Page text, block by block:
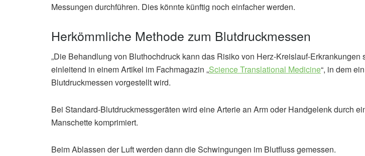
Messungen durchführen. Dies könnte künftig noch einfacher werden.
Herkömmliche Methode zum Blutdruckmessen
„Die Behandlung von Bluthochdruck kann das Risiko von Herz-Kreislauf-Erkrankungen
einleitend in einem Artikel im Fachmagazin „Science Translational Medicine“, in dem
Blutdruckmessen vorgestellt wird.
Bei Standard-Blutdruckmessgeräten wird eine Arterie an Arm oder Handgelenk durch
Manschette komprimiert.
Beim Ablassen der Luft werden dann die Schwingungen im Blutfluss gemessen.